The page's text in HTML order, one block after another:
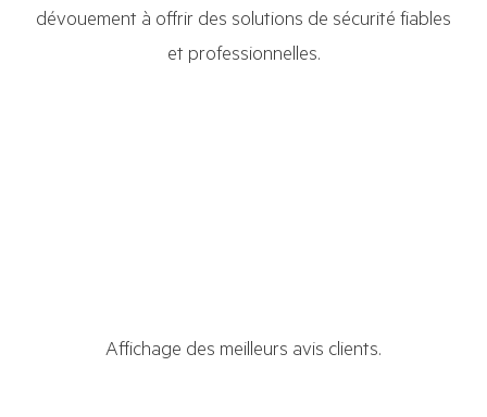
dévouement à offrir des solutions de sécurité fiables
et professionnelles.
Affichage des meilleurs avis clients.